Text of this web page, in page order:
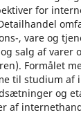
for
, vare og
salg af varer
Formålet
til studium af
og
af